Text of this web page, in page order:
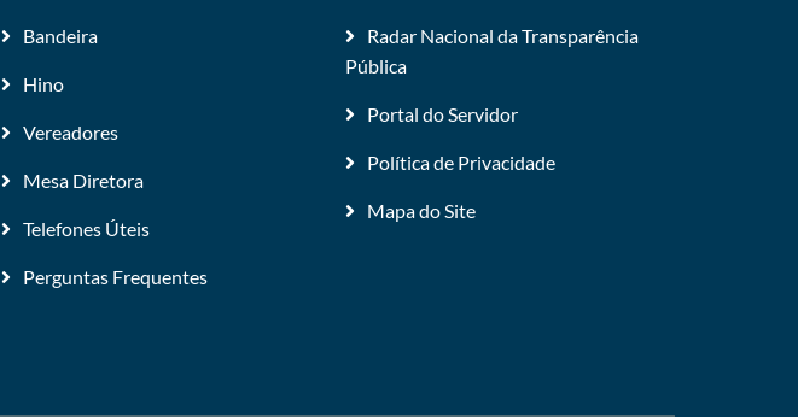
Bandeira
Hino
Vereadores
Mesa Diretora
Telefones Úteis
Perguntas Frequentes
Radar Nacional da Transparência
Pública
Portal do Servidor
Política de Privacidade
Mapa do Site